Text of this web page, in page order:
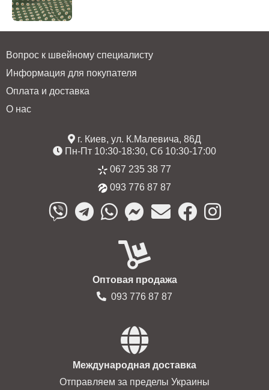
Вопрос к швейному специалисту
Информация для покупателя
Оплата и доставка
О нас
г. Киев, ул. К.Малевича, 86Д
Пн-Пт 10:30-18:30, Сб 10:30-17:00
067 235 38 77
093 776 87 87
Оптовая продажа
093 776 87 87
Международная доставка
Отправляем за пределы Украины